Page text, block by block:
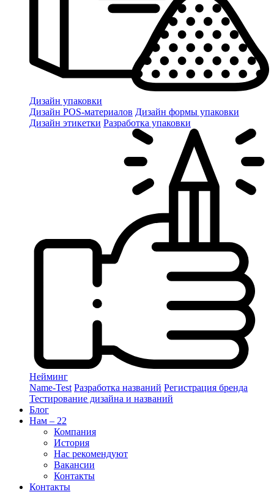
Дизайн упаковки
Дизайн POS-материалов Дизайн формы упаковки
Дизайн этикетки Разработка упаковки
Нейминг
Name-Test Разработка названий Регистрация бренда
Тестирование дизайна и названий
Блог
Нам – 22
Компания
История
Нас рекомендуют
Вакансии
Контакты
Контакты